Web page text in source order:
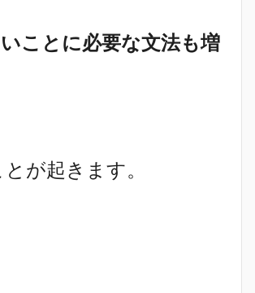
ことに必要な文法も増
が起きます。